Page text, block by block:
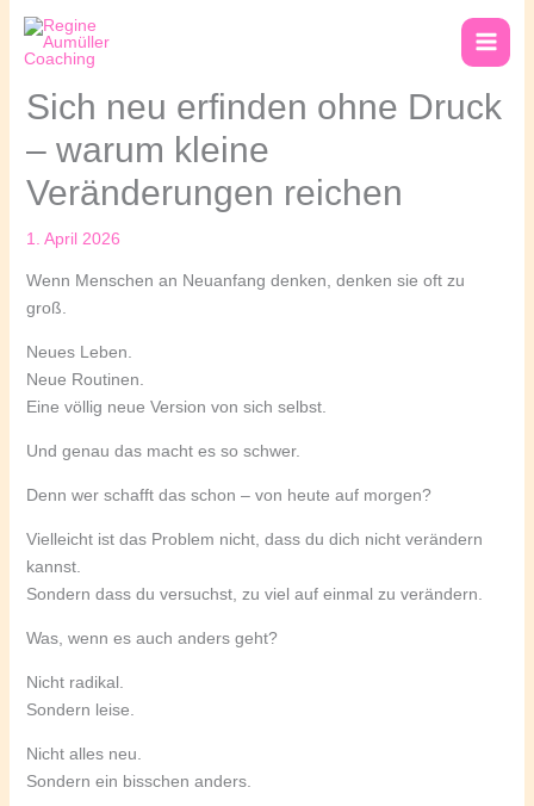
Inhalt
springen
Sich neu erfinden ohne Druck
– warum kleine
Veränderungen reichen
1. April 2026
Wenn Menschen an Neuanfang denken, denken sie oft zu
groß.
Neues Leben.
Neue Routinen.
Eine völlig neue Version von sich selbst.
Und genau das macht es so schwer.
Denn wer schafft das schon – von heute auf morgen?
Vielleicht ist das Problem nicht, dass du dich nicht verändern
kannst.
Sondern dass du versuchst, zu viel auf einmal zu verändern.
Was, wenn es auch anders geht?
Nicht radikal.
Sondern leise.
Nicht alles neu.
Sondern ein bisschen anders.